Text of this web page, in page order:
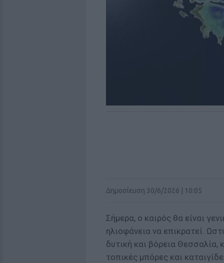
Δημοσίευση 30/6/2026 | 10:05
Σήμερα, ο καιρός θα είναι
ηλιοφάνεια να επικρατεί.
δυτική και βόρεια Θεσσαλία,
τοπικές μπόρες και